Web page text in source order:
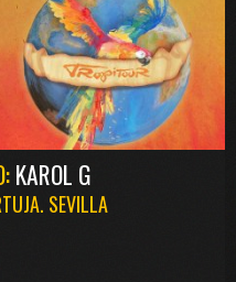
KAROL G
SEVILLA